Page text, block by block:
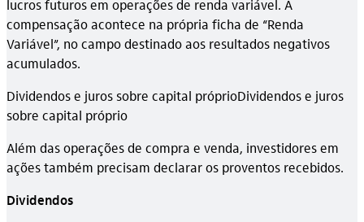
lucros futuros em operações de renda variável. A
compensação acontece na própria ficha de “Renda
Variável”, no campo destinado aos resultados negativos
acumulados.
Dividendos e juros sobre capital próprioDividendos e juros
sobre capital próprio
Além das operações de compra e venda, investidores em
ações também precisam declarar os proventos recebidos.
Dividendos